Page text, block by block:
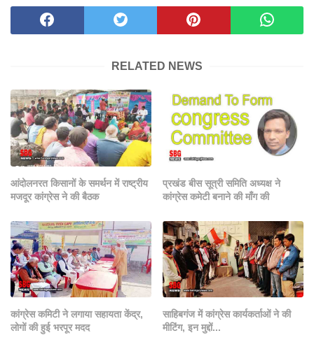
RELATED NEWS
आंदोलनरत किसानों के समर्थन में राष्ट्रीय
मजदूर कांग्रेस ने की बैठक
प्रखंड बीस सूत्री समिति अध्यक्ष ने
कांग्रेस कमेटी बनाने की माँग की
कांग्रेस कमिटी ने लगाया सहायता केंद्र,
लोगों की हुई भरपूर मदद
साहिबगंज में कांग्रेस कार्यकर्ताओं ने की
मीटिंग, इन मुद्दों...